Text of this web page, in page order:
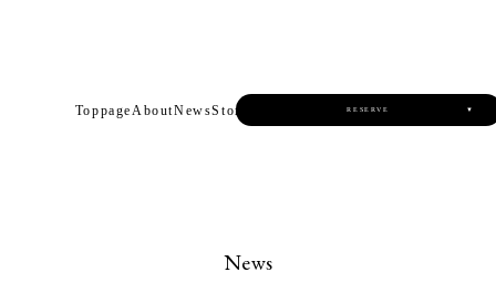
Toppage AboutNewsStore RecruitRESERVE ▼
News